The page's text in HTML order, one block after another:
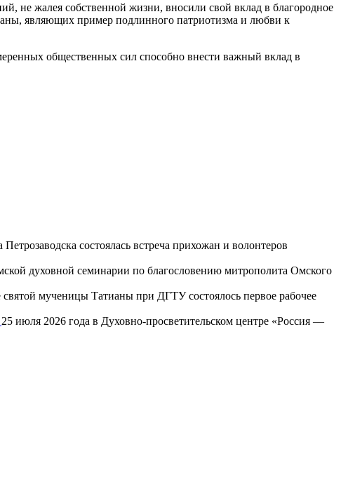
не жалея собственной жизни, вносили свой вклад в благородное
являющих пример подлинного патриотизма и любви к
общественных сил способно внести важный вклад в
состоялась встреча прихожан и волонтеров
духовной семинарии по благословению митрополита Омского
святой мученицы Татианы при ДГТУ состоялось первое рабочее
25 июля 2026 года в Духовно-просветительском центре «Россия —